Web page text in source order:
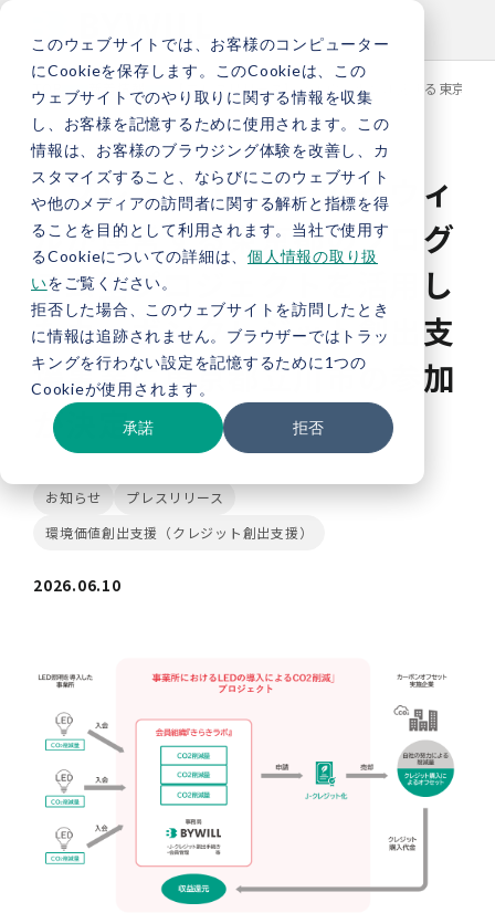
このウェブサイトでは、お客様のコンピューター
にCookieを保存します。このCookieは、この
ウェブサイトでのやり取りに関する情報を収集
し、お客様を記憶するために使用されます。この
情報は、お客様のブラウジング体験を改善し、カ
スタマイズすること、ならびにこのウェブサイト
や他のメディアの訪問者に関する解析と指標を得
ることを目的として利用されます。当社で使用す
るCookieについての詳細は、 個人情報の取り扱
いをご覧ください。
拒否した場合、このウェブサイトを訪問したとき
に情報は追跡されません。ブラウザーではトラッ
キングを行わない設定を記憶するために1つの
Cookieが使用されます。
承諾 拒否
TOP 新着情報 【プレスリリース】バイウィルが運営する東京
【プレスリリース】バイウィ
ルが運営する東京都のプログ
ラム型プロジェクトを活用し
たカーボンクレジット創出支
援事業に東京都立川市の参加
が決定
お知らせ
プレスリリース
環境価値創出支援（クレジット創出支援）
2026.06.10